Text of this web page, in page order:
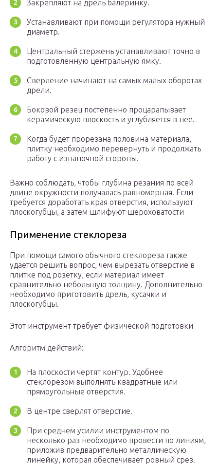
Закрепляют на дрель балеринку.
Устанавливают при помощи регулятора нужный
диаметр.
Центральный стержень устанавливают точно в
подготовленную центральную ямку.
Сверление начинают на самых малых оборотах
дрели.
Боковой резец постепенно процарапывает
керамическую плоскость и углубляется в нее.
Когда будет прорезана половина материала,
плитку необходимо перевернуть и продолжать
работу с изнаночной стороны.
Важно соблюдать, чтобы глубина резания по всей
длине окружности получалась равномерная. Если
требуется доработать края отверстия, используют
плоскогубцы, а затем шлифуют шероховатости
Применение стеклореза
При помощи самого обычного стеклореза также
удается решить вопрос, чем вырезать отверстие в
плитке под розетку, если материал имеет
сравнительно небольшую толщину. Дополнительно
необходимо приготовить дрель, кусачки и
плоскогубцы.
Этот инструмент требует физической подготовки
Алгоритм действий:
На плоскости чертят контур. Удобнее
стеклорезом выполнять квадратные или
прямоугольные отверстия.
В центре сверлят отверстие.
При среднем усилии инструментом по
несколько раз необходимо провести по линиям,
приложив предварительно металлическую
линейку, которая обеспечивает ровный срез.